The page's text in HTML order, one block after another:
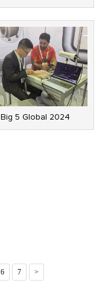
Big 5 Global 2024
6 7 >